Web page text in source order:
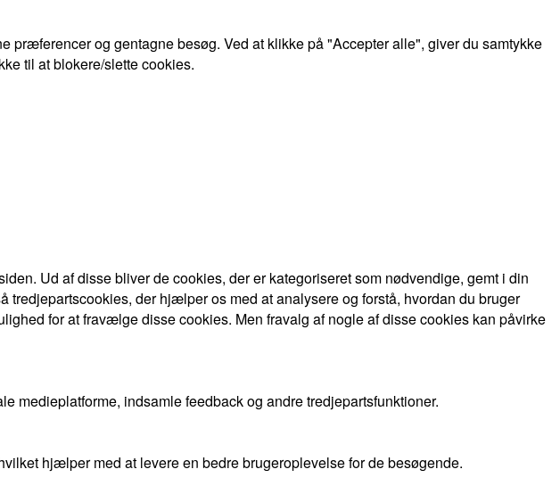
og gentagne besøg. Ved at klikke på "Accepter alle", giver du samtykke
til at blokere/slette cookies.
Ud af disse bliver de cookies, der er kategoriseret som nødvendige, gemt i din
der hjælper os med at analysere og forstå, hvordan du bruger
for at fravælge disse cookies. Men fravalg af nogle af disse cookies kan påvirke
medieplatforme, indsamle feedback og andre tredjepartsfunktioner.
hjælper med at levere en bedre brugeroplevelse for de besøgende.